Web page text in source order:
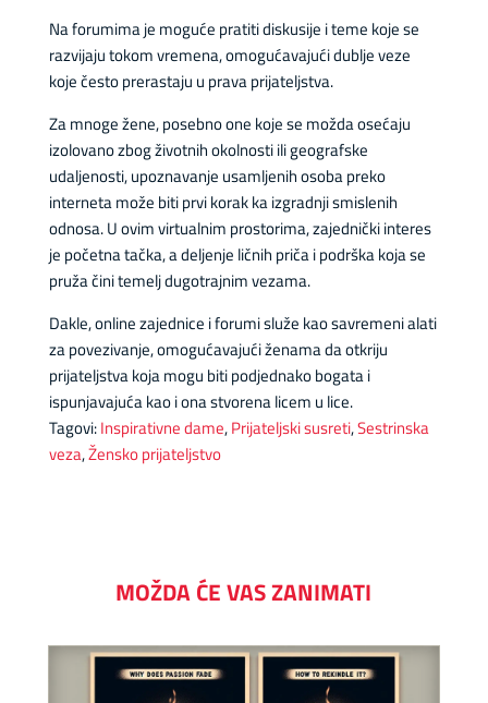
Na forumima je moguće pratiti diskusije i teme koje se
razvijaju tokom vremena, omogućavajući dublje veze
koje često prerastaju u prava prijateljstva.
Za mnoge žene, posebno one koje se možda osećaju
izolovano zbog životnih okolnosti ili geografske
udaljenosti, upoznavanje usamljenih osoba preko
interneta može biti prvi korak ka izgradnji smislenih
odnosa. U ovim virtualnim prostorima, zajednički interes
je početna tačka, a deljenje ličnih priča i podrška koja se
pruža čini temelj dugotrajnim vezama.
Dakle, online zajednice i forumi služe kao savremeni alati
za povezivanje, omogućavajući ženama da otkriju
prijateljstva koja mogu biti podjednako bogata i
ispunjavajuća kao i ona stvorena licem u lice.
Tagovi:Inspirativne dame,Prijateljski susreti,Sestrinska
veza,Žensko prijateljstvo
MOŽDA ĆE VAS ZANIMATI